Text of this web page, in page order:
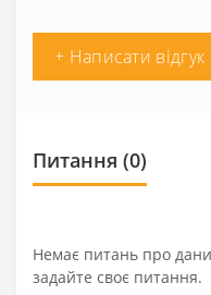
+ Написати відгук
Питання (0)
Немає питань про
задайте своє питання.